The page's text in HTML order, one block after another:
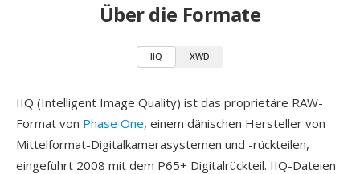
Über die Formate
IIQ XWD
IIQ (Intelligent Image Quality) ist das proprietäre RAW-
Format von Phase One, einem dänischen Hersteller von
Mittelformat-Digitalkamerasystemen und -rückteilen,
eingeführt 2008 mit dem P65+ Digitalrückteil. IIQ-Dateien